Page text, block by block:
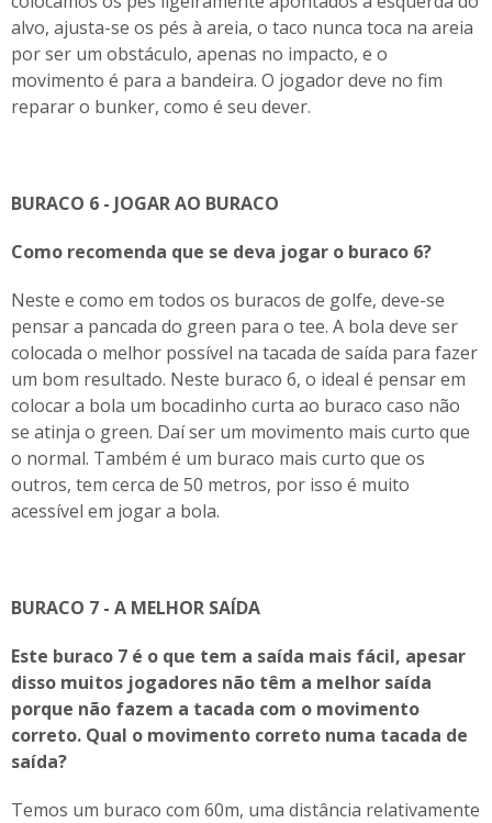
alvo, ajusta-se os pés à areia, o taco nunca toca na areia
por ser um obstáculo, apenas no impacto, e o
movimento é para a bandeira. O jogador deve no fim
reparar o bunker, como é seu dever.
BURACO 6 - JOGAR AO BURACO
Como recomenda que se deva jogar o buraco 6?
Neste e como em todos os buracos de golfe, deve-se
pensar a pancada do green para o tee. A bola deve ser
colocada o melhor possível na tacada de saída para fazer
um bom resultado. Neste buraco 6, o ideal é pensar em
colocar a bola um bocadinho curta ao buraco caso não
se atinja o green. Daí ser um movimento mais curto que
o normal. Também é um buraco mais curto que os
outros, tem cerca de 50 metros, por isso é muito
acessível em jogar a bola.
BURACO 7 - A MELHOR SAÍDA
Este buraco 7 é o que tem a saída mais fácil, apesar
disso muitos jogadores não têm a melhor saída
porque não fazem a tacada com o movimento
correto. Qual o movimento correto numa tacada de
saída?
Temos um buraco com 60m, uma distância relativamente